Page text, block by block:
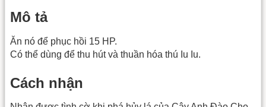
Mô tả
Ăn nó để phục hồi 15 HP.
Có thể dùng để thu hút và thuần hóa thú Iu Iu.
Cách nhận